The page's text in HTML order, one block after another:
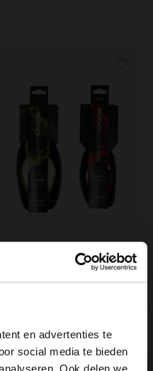
en advertenties te
social media te bieden
Sneakerspoon